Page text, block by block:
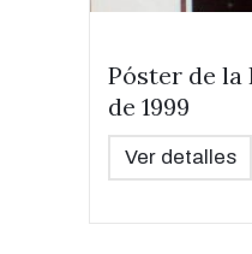
Póster de la
de 1999
Ver detalles